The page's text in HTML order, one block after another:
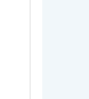
経験豊富
スキルア
首都圏ま